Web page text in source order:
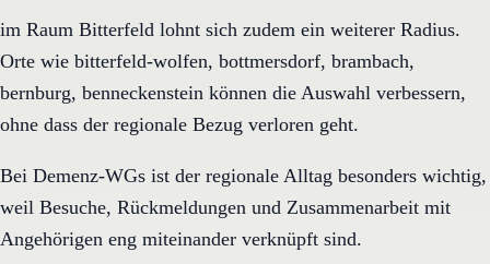
im Raum Bitterfeld lohnt sich zudem ein weiterer Radius.
Orte wie bitterfeld-wolfen, bottmersdorf, brambach,
bernburg, benneckenstein können die Auswahl verbessern,
ohne dass der regionale Bezug verloren geht.
Bei Demenz-WGs ist der regionale Alltag besonders wichtig,
weil Besuche, Rückmeldungen und Zusammenarbeit mit
Angehörigen eng miteinander verknüpft sind.